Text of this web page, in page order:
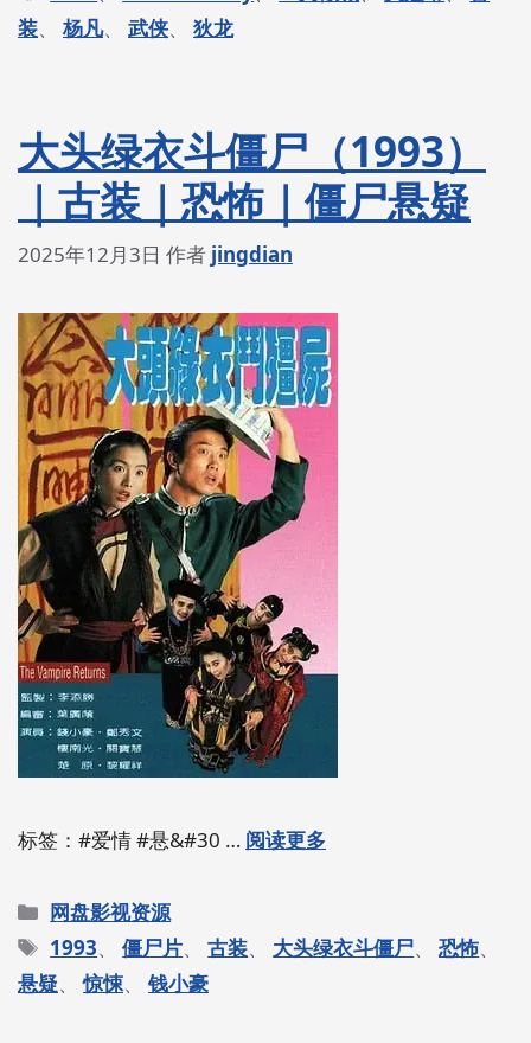
签
装、 杨凡、 武侠、 狄龙
大头绿衣斗僵尸（1993）
｜古装｜恐怖｜僵尸悬疑
2025年12月3日 作者 jingdian
标签：#爱情 #悬&#30 … 阅读更多
分
类
网盘影视资源
标
签
1993、僵尸片、古装、 大头绿衣斗僵尸、恐怖、
悬疑、惊悚、 钱小豪